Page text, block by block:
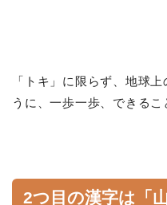
「トキ」に限らず、地球
うに、一歩一歩、できるこ
2つ目の漢字は「